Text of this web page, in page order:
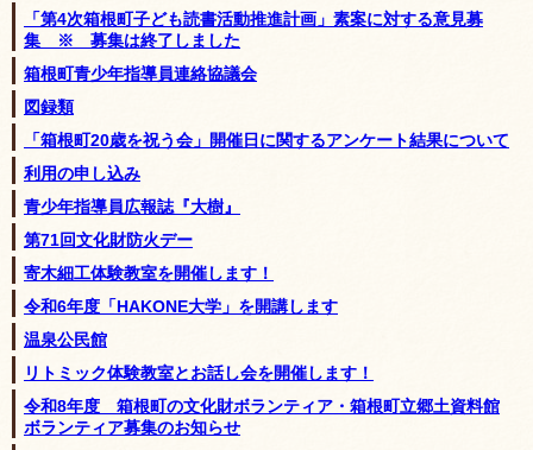
「第4次箱根町子ども読書活動推進計画」素案に対する意見募
集 ※ 募集は終了しました
箱根町青少年指導員連絡協議会
図録類
「箱根町20歳を祝う会」開催日に関するアンケート結果について
利用の申し込み
青少年指導員広報誌『大樹』
第71回文化財防火デー
寄木細工体験教室を開催します！
令和6年度「HAKONE大学」を開講します
温泉公民館
リトミック体験教室とお話し会を開催します！
令和8年度 箱根町の文化財ボランティア・箱根町立郷土資料館
ボランティア募集のお知らせ